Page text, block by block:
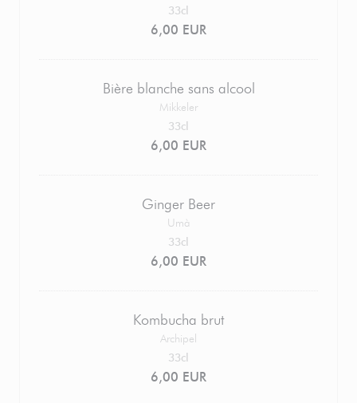
6,00 EUR
33cl
Bière blanche sans alcool
Mikkeler
6,00 EUR
33cl
Ginger Beer
Umà
6,00 EUR
33cl
Kombucha brut
Archipel
6,00 EUR
33cl